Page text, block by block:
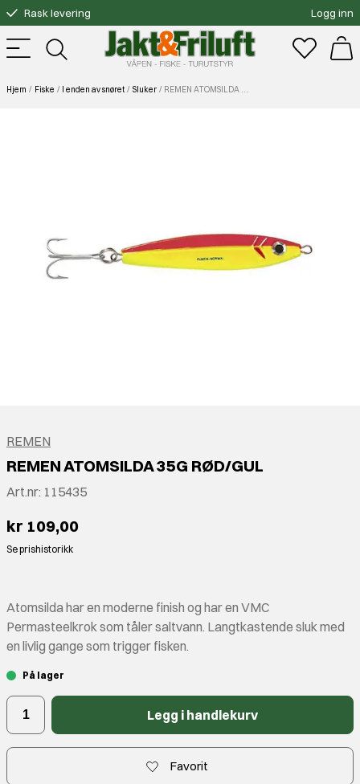
Rask levering
Gratis bytte
Fri frakt over 3000.-
Logg inn
Hjem Fiske I enden av snøret Sluker REMEN ATOMSILDA 35G RØD/GUL
REMEN
REMEN ATOMSILDA 35G RØD/GUL
Art.nr: 115435
kr 109,00
Se prishistorikk
Atomsilda har en moderne finish og har en VMC
Permasteelkrok som tåler saltvann. Langtkastende sluk med
en livlig gange som trigger fisken.
På lager
Legg i handlekurv
Favorit